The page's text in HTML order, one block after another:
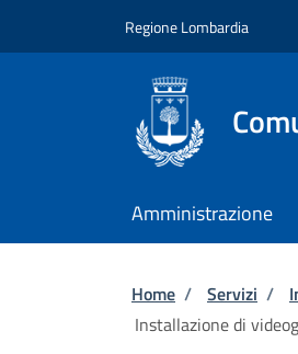
Regione Lombardia
Amministrazione
Briciole
Home / Servizi /
Installazione di